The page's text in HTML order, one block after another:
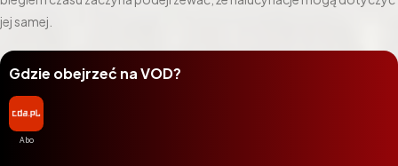
jej samej.
Gdzie obejrzeć na VOD?